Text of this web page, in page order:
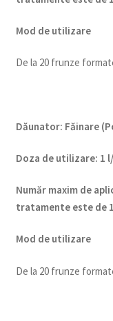
Mod de utilizare
De la 20 frunze
Dăunator: Făinare
Doza de utilizare: 1
Număr maxim de
tratamente este de
Mod de utilizare
De la 20 frunze